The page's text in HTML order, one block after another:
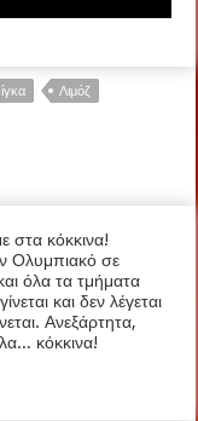
Λιμόζ
στα κόκκινα!
Ολυμπιακό σε
όλα τα τμήματα
και δεν λέγεται
Ανεξάρτητα,
κόκκινα!